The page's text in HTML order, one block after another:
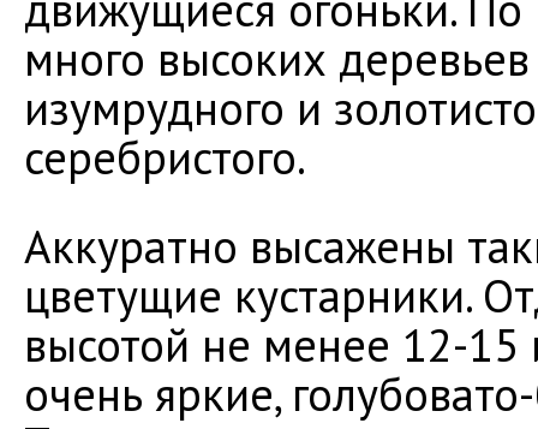
много высоких
изумрудного и
серебристого.
Аккуратно высажены
цветущие кустарники.
высотой не менее 12-15
очень яркие,